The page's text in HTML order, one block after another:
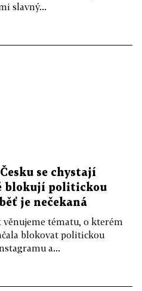
slavný...
se chystají
blokují politickou
je nečekaná
věnujeme tématu, o kterém
blokovat politickou
a...